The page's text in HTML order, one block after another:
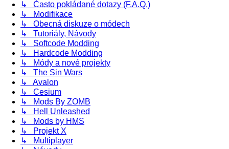
↳ Často pokládané dotazy (F.A.Q.)
↳ Modifikace
↳ Obecná diskuze o módech
↳ Tutoriály, Návody
↳ Softcode Modding
↳ Hardcode Modding
↳ Módy a nové projekty
↳ The Sin Wars
↳ Avalon
↳ Cesium
↳ Mods By ZOMB
↳ Hell Unleashed
↳ Mods by HMS
↳ Projekt X
↳ Multiplayer